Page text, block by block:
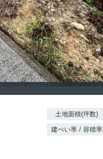
土地面積(坪数)
建ぺい率 / 容積率